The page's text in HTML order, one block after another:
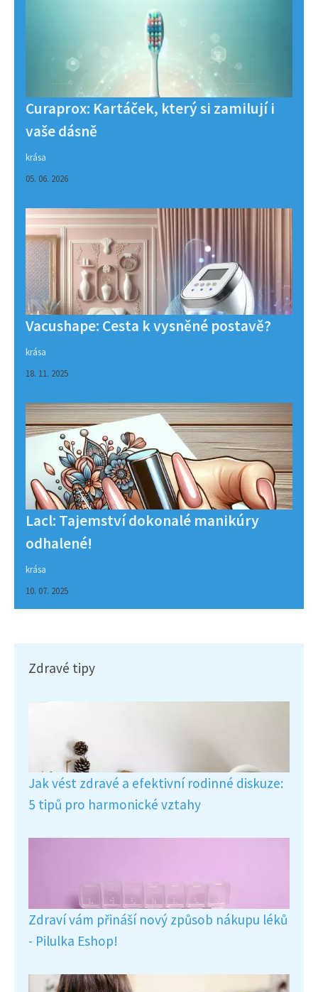
Curaprox: Kartáček, který si zamilují i
vaše dásně
krása
05. 06. 2026
Vacushape: Cesta k vysněné postavě?
krása
18. 11. 2025
Lacl: Tajemství dokonalé manikúry
odhalené!
krása
10. 07. 2025
Zdravé tipy
Jak vést zdravé a efektivní rodinné diskuze:
5 tipů pro harmonické vztahy
Zdraví vám přináší nový způsob nákupu léků
- Pilulka Eshop!